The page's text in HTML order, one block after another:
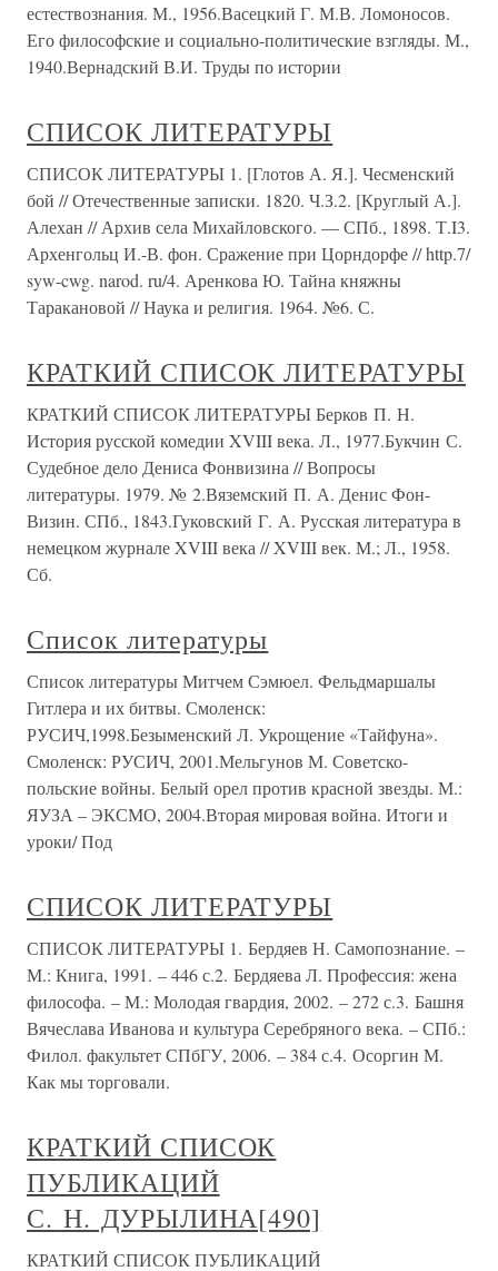
естествознания. М., 1956.Васецкий Г. М.В. Ломоносов.
Его философские и социально-политические взгляды. М.,
1940.Вернадский В.И. Труды по истории
СПИСОК ЛИТЕРАТУРЫ
СПИСОК ЛИТЕРАТУРЫ 1. [Глотов А. Я.]. Чесменский
бой // Отечественные записки. 1820. Ч.З.2. [Круглый А.].
Алехан // Архив села Михайловского. — СПб., 1898. Т.I3.
Архенгольц И.-В. фон. Сражение при Цорндорфе // http.7/
syw-cwg. narod. ru/4. Аренкова Ю. Тайна княжны
Таракановой // Наука и религия. 1964. №6. С.
КРАТКИЙ СПИСОК ЛИТЕРАТУРЫ
КРАТКИЙ СПИСОК ЛИТЕРАТУРЫ Берков П. Н.
История русской комедии XVIII века. Л., 1977.Букчин С.
Судебное дело Дениса Фонвизина // Вопросы
литературы. 1979. № 2.Вяземский П. А. Денис Фон-
Визин. СПб., 1843.Гуковский Г. А. Русская литература в
немецком журнале XVIII века // XVIII век. М.; Л., 1958.
Сб.
Список литературы
Список литературы Митчем Сэмюел. Фельдмаршалы
Гитлера и их битвы. Смоленск:
РУСИЧ,1998.Безыменский Л. Укрощение «Тайфуна».
Смоленск: РУСИЧ, 2001.Мельгунов М. Советско-
польские войны. Белый орел против красной звезды. М.:
ЯУЗА – ЭКСМО, 2004.Вторая мировая война. Итоги и
уроки/ Под
СПИСОК ЛИТЕРАТУРЫ
СПИСОК ЛИТЕРАТУРЫ 1. Бердяев Н. Самопознание. –
М.: Книга, 1991. – 446 с.2. Бердяева Л. Профессия: жена
философа. – М.: Молодая гвардия, 2002. – 272 с.3. Башня
Вячеслава Иванова и культура Серебряного века. – СПб.:
Филол. факультет СПбГУ, 2006. – 384 с.4. Осоргин М.
Как мы торговали.
КРАТКИЙ СПИСОК
ПУБЛИКАЦИЙ
С. Н. ДУРЫЛИНА[490]
КРАТКИЙ СПИСОК ПУБЛИКАЦИЙ